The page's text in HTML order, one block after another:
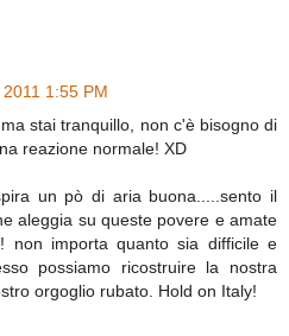
1:55 PM
stai tranquillo, non c'è bisogno di
reazione normale! XD
un pò di aria buona.....sento il
aleggia su queste povere e amate
non importa quanto sia difficile e
possiamo ricostruire la nostra
orgoglio rubato. Hold on Italy!